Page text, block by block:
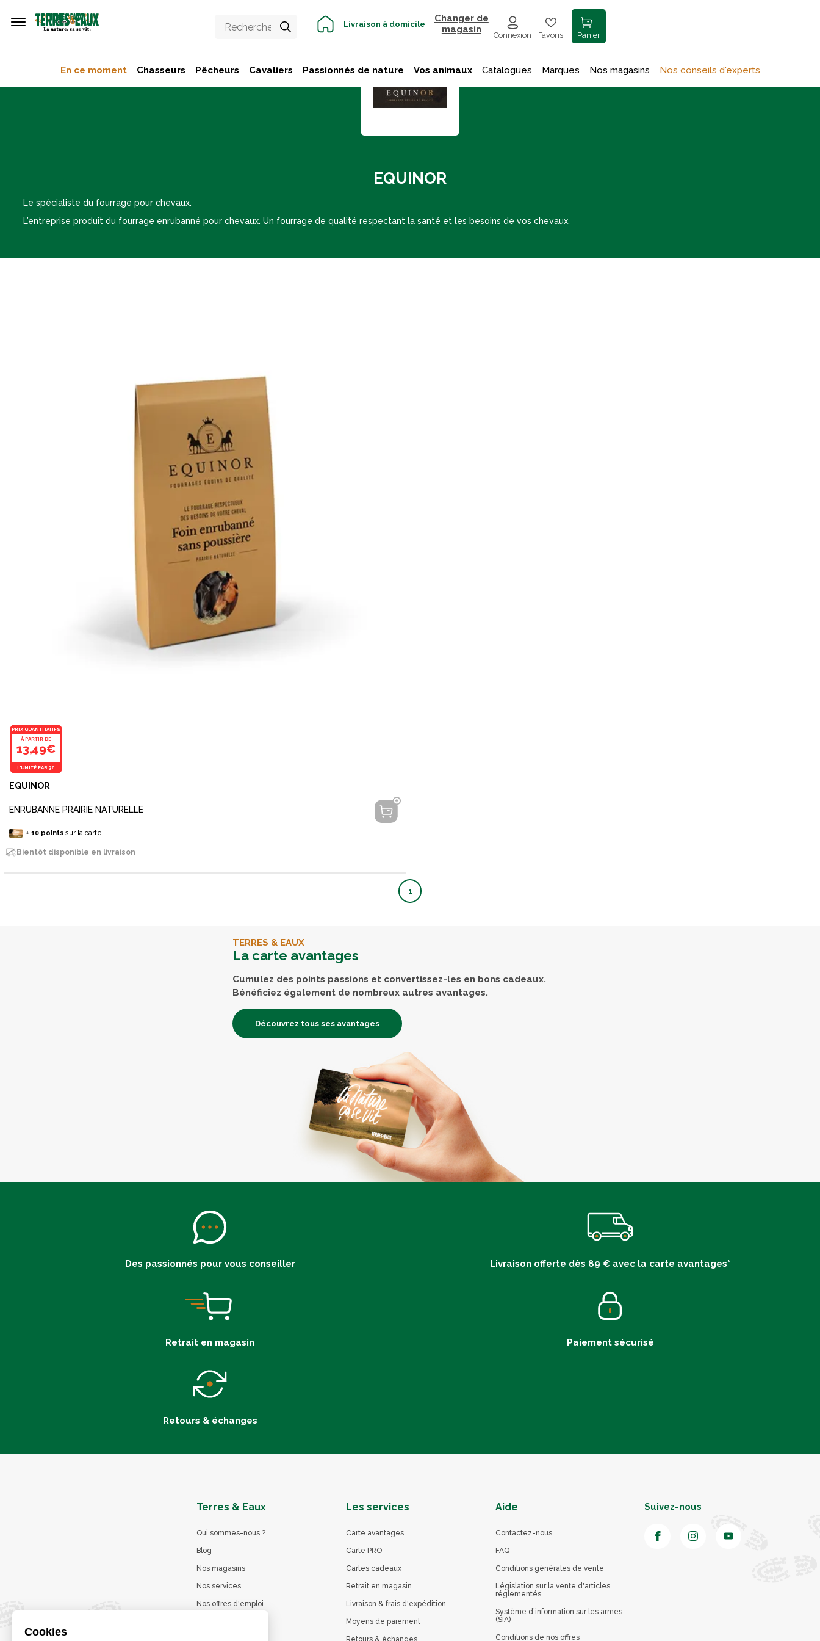
Cookies
Livraison à domicile
Changer de
magasin
Connexion Favoris Panier
En ce moment Chasseurs Pêcheurs Cavaliers Passionnés de nature Vos animaux Catalogues Marques Nos magasins Nos conseils d'experts
EQUINOR
Le spécialiste du fourrage pour chevaux.
L’entreprise produit du fourrage enrubanné pour chevaux. Un fourrage de qualité respectant la santé et les besoins de vos chevaux.
PRIX QUANTITATIFS
À PARTIR DE
13,49€
L'UNITÉ PAR 36
EQUINOR
ENRUBANNE PRAIRIE NATURELLE
+ 10pointssur la carte
Bientôt disponible en livraison
1
TERRES & EAUX
La carte avantages
Cumulez des points passions et convertissez-les en bons cadeaux.
Bénéficiez également de nombreux autres avantages.
Découvrez tous ses avantages
Des passionnés pour vous conseiller Livraison offerte dès 89 € avec la carte avantages*
Retrait en magasin Paiement sécurisé
Retours & échanges
Terres & Eaux
Qui sommes-nous ?
Blog
Nos magasins
Nos services
Nos offres d'emploi
Les services
Carte avantages
Carte PRO
Cartes cadeaux
Retrait en magasin
Livraison & frais d'expédition
Moyens de paiement
Retours & échanges
Aide
Contactez-nous
FAQ
Conditions générales de vente
Législation sur la vente d'articles
réglementés
Système d’information sur les armes
(SIA)
Conditions de nos offres
Suivez-nous